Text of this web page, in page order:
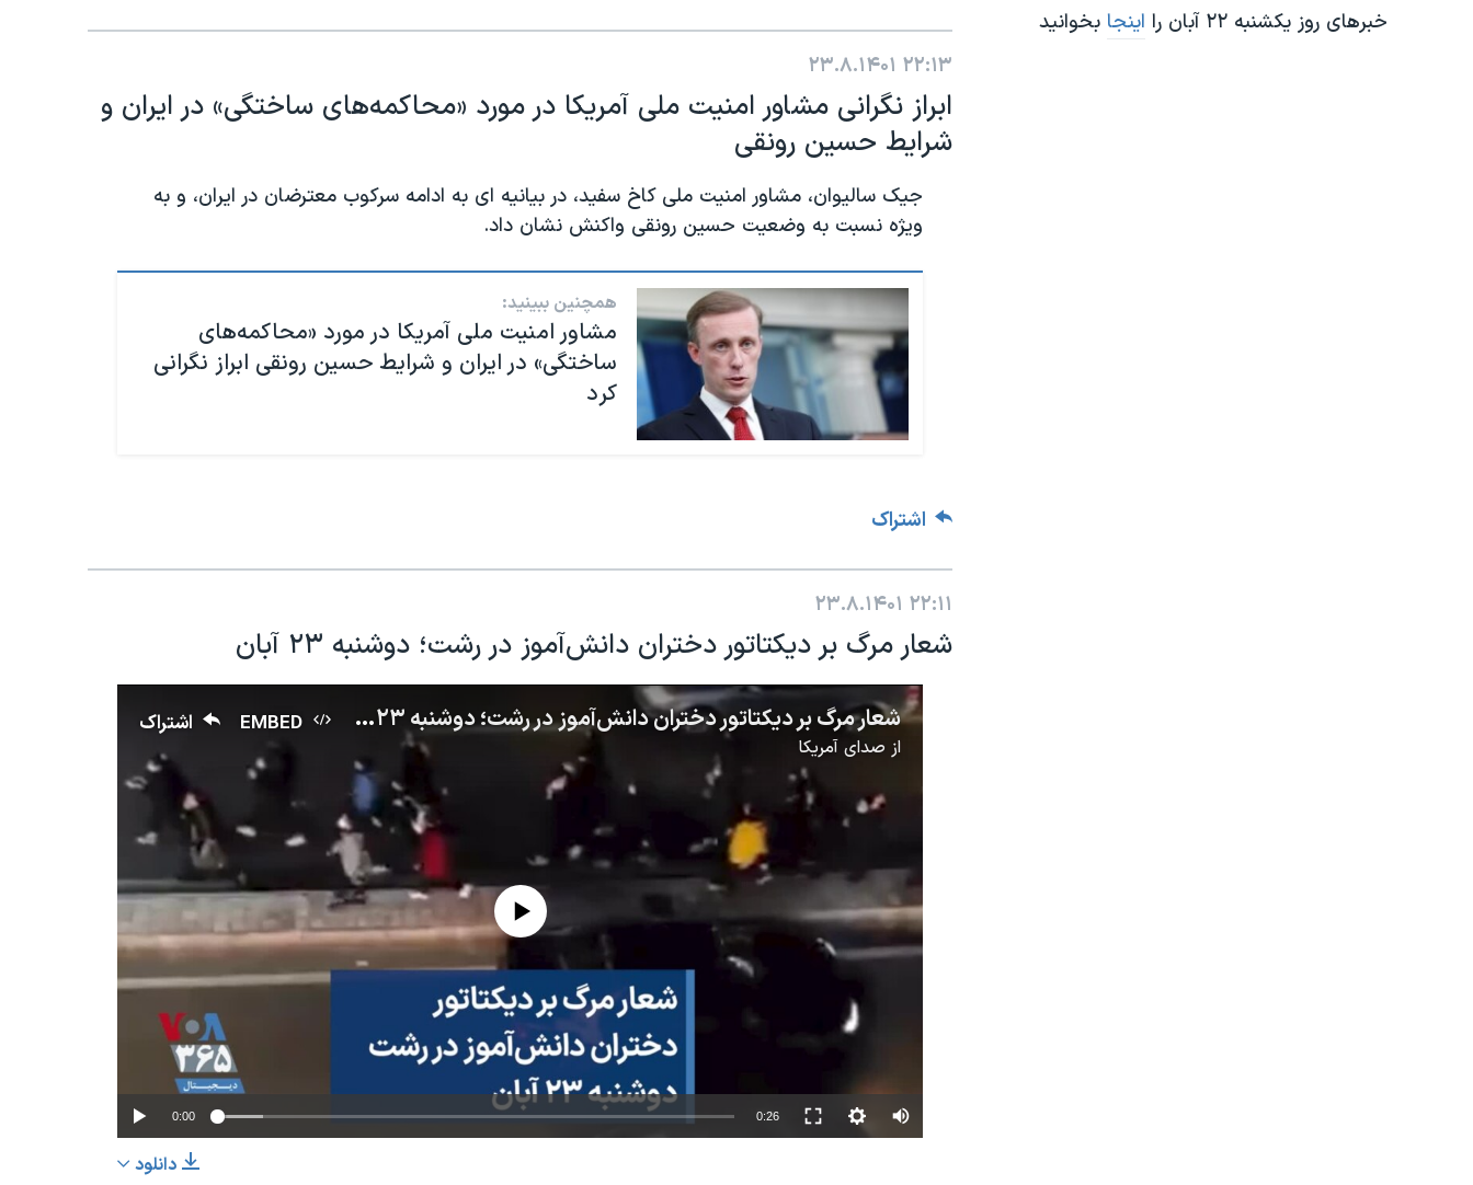
خبرهای روز یکشنبه ۲۲ آبان را اینجا بخوانید
۲۲:۱۳ ۲۳.۸.۱۴۰۱
ابراز نگرانی مشاور امنیت ملی آمریکا در مورد «محاکمه‌های ساختگی» در ایران و
شرایط حسین رونقی
جیک سالیوان، مشاور امنیت ملی کاخ سفید، در بیانیه ای به ادامه سرکوب معترضان در ایران، و به
ویژه نسبت به وضعیت حسین رونقی واکنش نشان داد.
همچنین ببینید:
مشاور امنیت ملی آمریکا در مورد «محاکمه‌های
ساختگی» در ایران و شرایط حسین رونقی ابراز نگرانی
کرد
اشتراک
۲۲:۱۱ ۲۳.۸.۱۴۰۱
شعار مرگ بر دیکتاتور دختران دانش‌آموز در رشت؛ دوشنبه ۲۳ آبان
EMBED اشتراک شعار مرگ بر دیکتاتور دختران دانش‌آموز در رشت؛ دوشنبه ۲۳ آبان
از صدای آمریکا
اشتراک
No media source currently available
0:00 0:26
دانلود